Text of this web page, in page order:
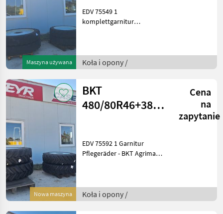
Maszyna używana
EDV 75549 1
komplettgarnitur
Lochkreis - 151A8 - Alliance
AC 90 270/80R36 20% -
Koła i opony /
Nowa maszyna
BKT
480/80R46+380/85R34
Cena
na
zapytanie
EDV 75592 1 Garnitur
Pflegeräder - BKT Agrimax
Lochkreis - 160 D - BKT
Agrimax Spa
Koła i opony /